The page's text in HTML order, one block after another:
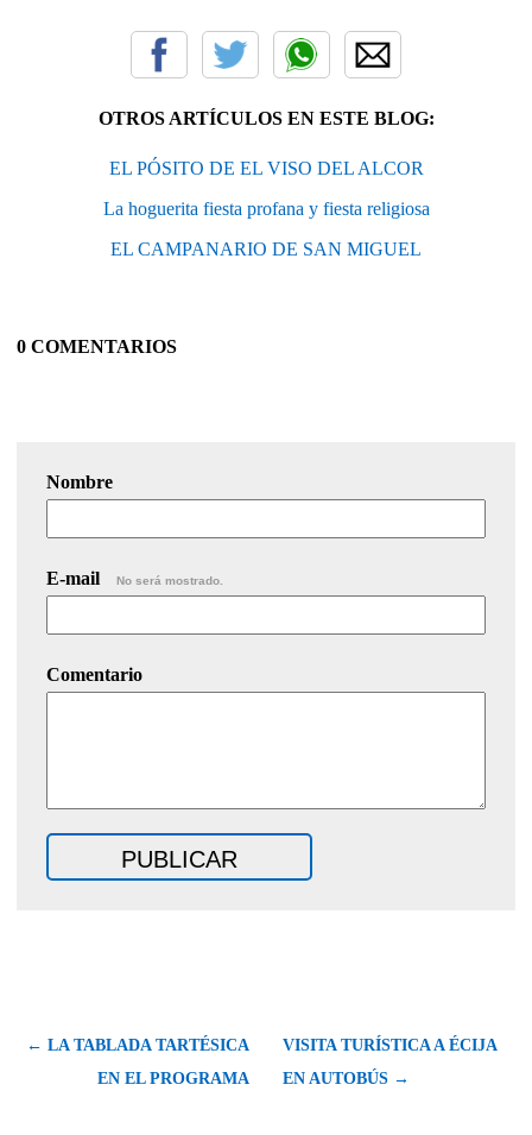
OTROS ARTÍCULOS EN ESTE BLOG:
EL PÓSITO DE EL VISO DEL ALCOR
La hoguerita fiesta profana y fiesta religiosa
EL CAMPANARIO DE SAN MIGUEL
0 COMENTARIOS
Nombre
E-mail No será mostrado.
Comentario
← LA TABLADA TARTÉSICA
EN EL PROGRAMA
VISITA TURÍSTICA A ÉCIJA
EN AUTOBÚS →